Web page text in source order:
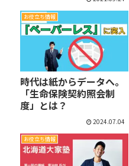
お役立ち情報
時代は紙からデータへ。
「生命保険契約照会制
度」とは？
2024.07.04
お役立ち情報